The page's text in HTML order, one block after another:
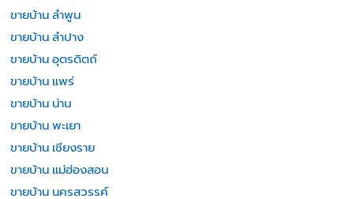
ขายบ้าน ลำพูน
ขายบ้าน ลำปาง
ขายบ้าน อุตรดิตถ์
ขายบ้าน แพร่
ขายบ้าน น่าน
ขายบ้าน พะเยา
ขายบ้าน เชียงราย
ขายบ้าน แม่ฮ่องสอน
ขายบ้าน นครสวรรค์